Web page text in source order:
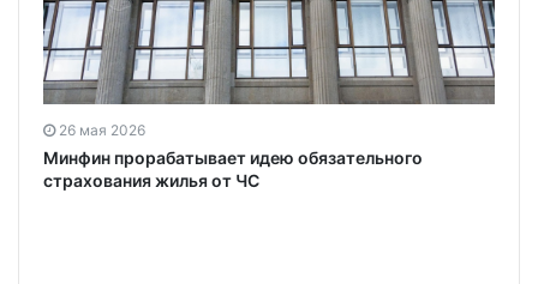
26 мая 2026
Минфин прорабатывает идею обязательного
страхования жилья от ЧС